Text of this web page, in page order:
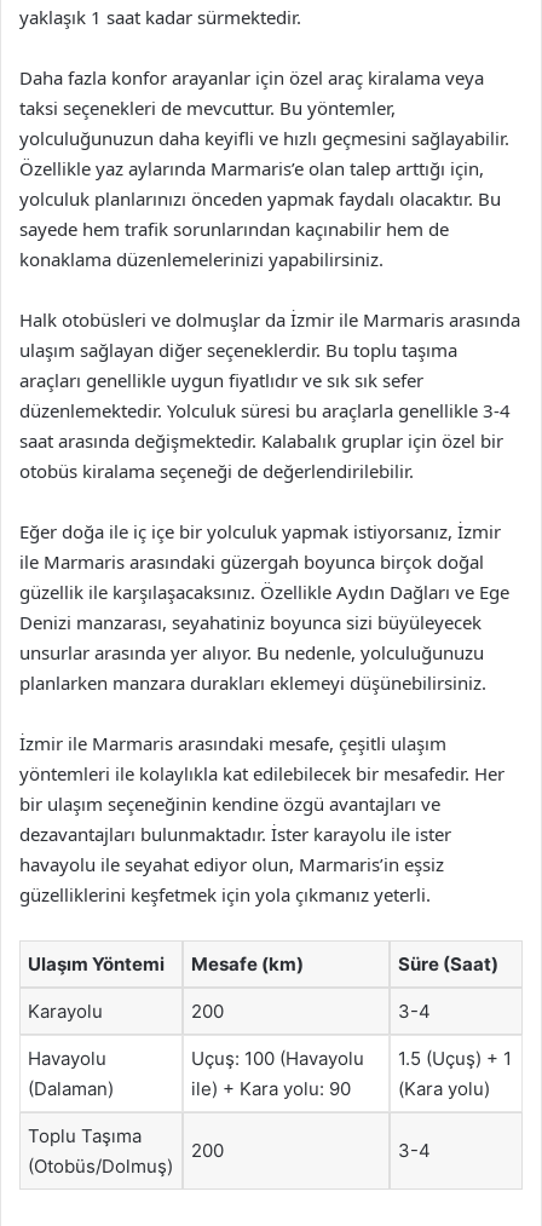
yaklaşık 1 saat kadar sürmektedir.
Daha fazla konfor arayanlar için özel araç kiralama veya
taksi seçenekleri de mevcuttur. Bu yöntemler,
yolculuğunuzun daha keyifli ve hızlı geçmesini sağlayabilir.
Özellikle yaz aylarında Marmaris’e olan talep arttığı için,
yolculuk planlarınızı önceden yapmak faydalı olacaktır. Bu
sayede hem trafik sorunlarından kaçınabilir hem de
konaklama düzenlemelerinizi yapabilirsiniz.
Halk otobüsleri ve dolmuşlar da İzmir ile Marmaris arasında
ulaşım sağlayan diğer seçeneklerdir. Bu toplu taşıma
araçları genellikle uygun fiyatlıdır ve sık sık sefer
düzenlemektedir. Yolculuk süresi bu araçlarla genellikle 3-4
saat arasında değişmektedir. Kalabalık gruplar için özel bir
otobüs kiralama seçeneği de değerlendirilebilir.
Eğer doğa ile iç içe bir yolculuk yapmak istiyorsanız, İzmir
ile Marmaris arasındaki güzergah boyunca birçok doğal
güzellik ile karşılaşacaksınız. Özellikle Aydın Dağları ve Ege
Denizi manzarası, seyahatiniz boyunca sizi büyüleyecek
unsurlar arasında yer alıyor. Bu nedenle, yolculuğunuzu
planlarken manzara durakları eklemeyi düşünebilirsiniz.
İzmir ile Marmaris arasındaki mesafe, çeşitli ulaşım
yöntemleri ile kolaylıkla kat edilebilecek bir mesafedir. Her
bir ulaşım seçeneğinin kendine özgü avantajları ve
dezavantajları bulunmaktadır. İster karayolu ile ister
havayolu ile seyahat ediyor olun, Marmaris’in eşsiz
güzelliklerini keşfetmek için yola çıkmanız yeterli.
Ulaşım Yöntemi Mesafe (km) Süre (Saat)
Karayolu 200 3-4
Havayolu
(Dalaman)
Uçuş: 100 (Havayolu
ile) + Kara yolu: 90
1.5 (Uçuş) + 1
(Kara yolu)
Toplu Taşıma
(Otobüs/Dolmuş)
200 3-4